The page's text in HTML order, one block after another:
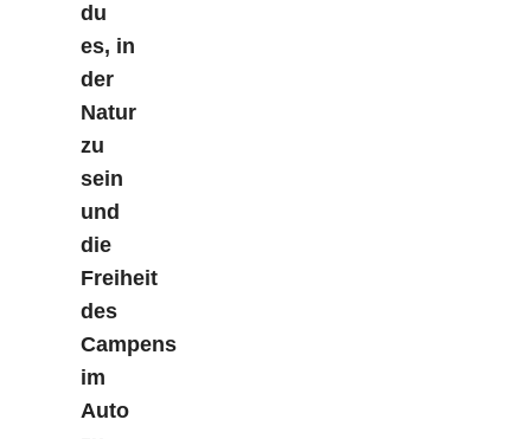
du
es, in
der
Natur
zu
sein
und
die
Freiheit
des
Campens
im
Auto